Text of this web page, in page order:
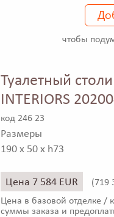
чтобы
Туалетный
INTERIORS
код 246 23
Размеры
190 x 50 x h73
Цена 7 584 EUR (719
Цена в базовой отделке /
суммы заказа и